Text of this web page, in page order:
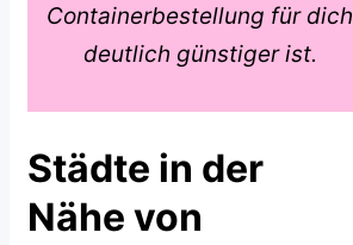
Containerbestellung für dich
deutlich günstiger ist.
Städte in der
Nähe von